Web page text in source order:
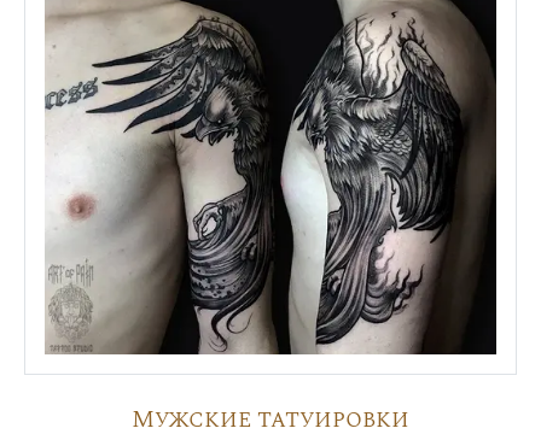
Мужские татуировки